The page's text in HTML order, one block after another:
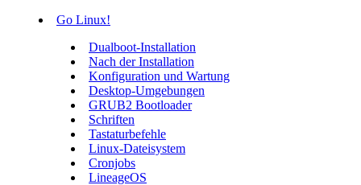
Go Linux!
Dualboot-Installation
Nach der Installation
Konfiguration und Wartung
Desktop-Umgebungen
GRUB2 Bootloader
Schriften
Tastaturbefehle
Linux-Dateisystem
Cronjobs
LineageOS